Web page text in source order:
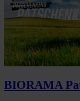
BIORAMA